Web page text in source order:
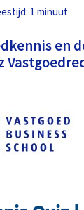
1 minuut
en